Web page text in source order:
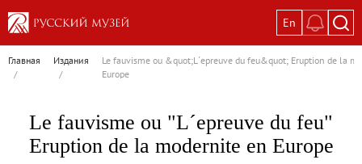
En
Выставки
Текущие выставки
Пётр Кончаловский. Сад в цвету
Иван Шишкин. Русский лес
Главная
/
Издания
/
Le fauvisme ou &quot;L´epreuve du feu&quot; Eruption de la
Europe
Le fauvisme ou "L´epreuve du feu"
Eruption de la modernitе en Europe